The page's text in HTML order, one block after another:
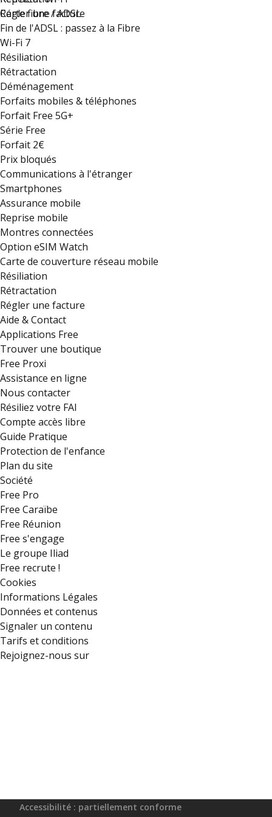
Régler une facture
Carte fibre / ADSL
Fin de l'ADSL : passez à la Fibre
Wi-Fi 7
Résiliation
Rétractation
Déménagement
Forfaits mobiles & téléphones
Forfait Free 5G+
Série Free
Forfait 2€
Prix bloqués
Communications à l'étranger
Smartphones
Assurance mobile
Reprise mobile
Montres connectées
Option eSIM Watch
Carte de couverture réseau mobile
Résiliation
Rétractation
Régler une facture
Aide & Contact
Applications Free
Trouver une boutique
Free Proxi
Assistance en ligne
Nous contacter
Résiliez votre FAI
Compte accès libre
Guide Pratique
Protection de l'enfance
Plan du site
Société
Free Pro
Free Caraïbe
Free Réunion
Free s'engage
Le groupe Iliad
Free recrute !
Cookies
Informations Légales
Données et contenus
Signaler un contenu
Tarifs et conditions
Rejoignez-nous sur
Accessibilité : partiellement conforme